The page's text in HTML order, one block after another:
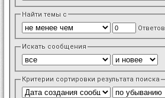
Найти темы с
Ответов
Искать сообщения
Критерии сортировки результата поиска